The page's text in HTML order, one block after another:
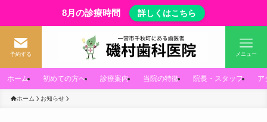
8月の診療時間 詳しくはこちら
予約する メニュー
ホーム 初めての方へ 診療案内 当院の特徴 院長・スタッフ ア
ホーム お知らせ